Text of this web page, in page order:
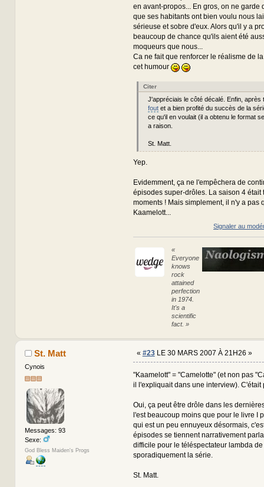
en avant-propos... En gros, on ne garde
que ses habitants ont bien voulu nous
sérieuse et sobre d'eux. Alors qu'il y a
beaucoup de chance qu'ils aient été
moqueurs que nous...
Ca ne fait que renforcer le réalisme de
cet humour
Citer
J'appréciais le côté décalé. Enfin, après
foutet a bien profité du succès de la
ce qu'il en voulait (il a obtenu le format
a raison.
St. Matt.
Yep.
Evidemment, ça ne l'empêchera de
épisodes super-drôles. La saison 4 était
moments ! Mais simplement, il n'y a pas
Kaamelott...
Signaler au
«
Everyone
knows
rock
attained
perfection
in 1974.
It's a
scientific
fact. »
St. Matt
Cynois
Messages: 93
Sexe:
God Bless Maiden's Progs
« #23LE 30 MARS 2007 À 21H26 »
"Kaamelott" = "Camelotte" (et non pas
il l'expliquait dans une interview).
Oui, ça peut être drôle dans les
l'est beaucoup moins que pour le livre I
qui est un peu ennuyeux désormais,
épisodes se tiennent narrativement
difficile pour le téléspectateur lambda
sporadiquement la série.
St. Matt.